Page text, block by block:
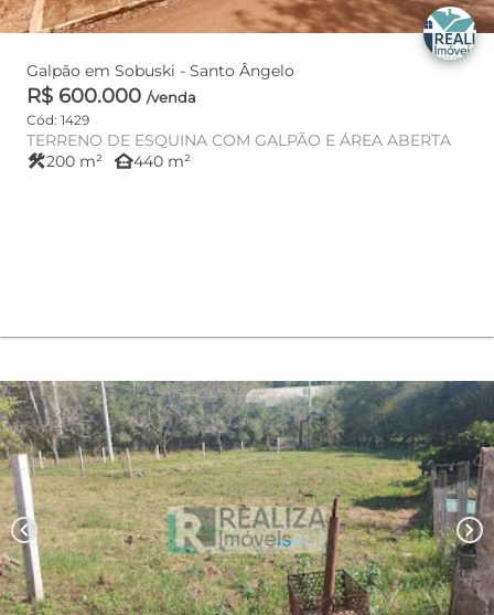
Galpão em Sobuski - Santo Ângelo
R$ 600.000 /venda
Cód: 1429
TERRENO DE ESQUINA COM GALPÃO E ÁREA ABERTA
construction200 m² other_houses440 m²
chevron_left chevron_right